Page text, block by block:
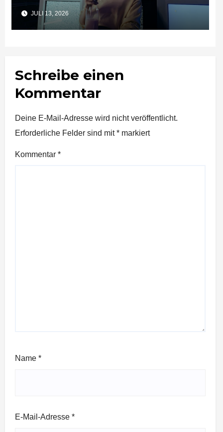
JULI 13, 2026
Schreibe einen
Kommentar
Deine E-Mail-Adresse wird nicht veröffentlicht.
Erforderliche Felder sind mit* markiert
Kommentar *
Name *
E-Mail-Adresse *